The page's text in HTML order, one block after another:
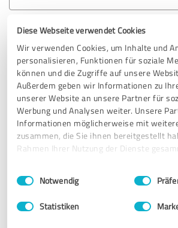
Diese Webseite verwendet Cookies
Wir verwenden Cookies, um Inhalte und
personalisieren, Funktionen für soziale
können und die Zugriffe auf unsere
Außerdem geben wir Informationen zu
unserer Website an unsere Partner für
Werbung und Analysen weiter. Unsere
Informationen möglicherweise mit
zusammen, die Sie ihnen bereitgestellt
Rahmen Ihrer Nutzung der Dienste
Impressum Datenschutzbestimmungen
Einwilligungsauswahl
Notwendig
Statistiken
4,95 von 5
SEHR GUT
Exzellente PV-Installation mit
Die Installation unserer PV- Anlage
einfach Spitzenmäßig. Das gesamte
zu den Monteuren) war äußerst
und flexibel um sicherzustellen, dass
erfüllt wurden. Wir können Clen Solar
weiter empfehlen.